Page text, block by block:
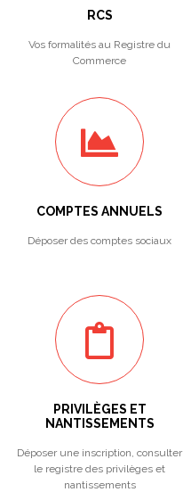
RCS
Vos formalités au Registre du
Commerce
COMPTES ANNUELS
Déposer des comptes sociaux
PRIVILÈGES ET
NANTISSEMENTS
Déposer une inscription, consulter
le registre des privilèges et
nantissements